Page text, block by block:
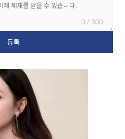
0 / 300